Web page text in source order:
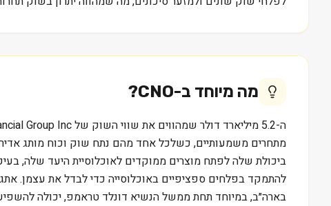
מה מיוחד ב-CNO
?
להתמקד בפלחים ספציפיים באוכלוסייה כדי לבדל את עצמן.
בארה״ב, במיוחד תחת ממשל הנשיא דונלד טראמפ, יכולה